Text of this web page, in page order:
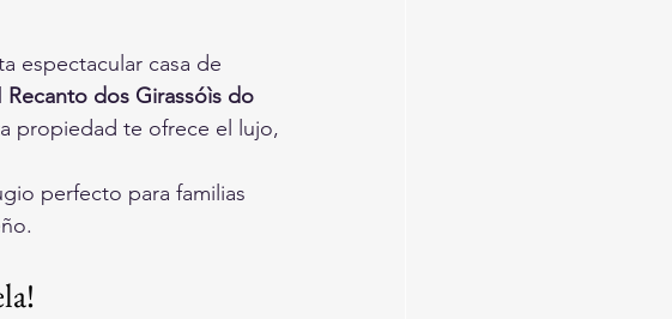
espectacular casa de
Recanto dos Girassóìs do
propiedad te ofrece el lujo,
perfecto para familias